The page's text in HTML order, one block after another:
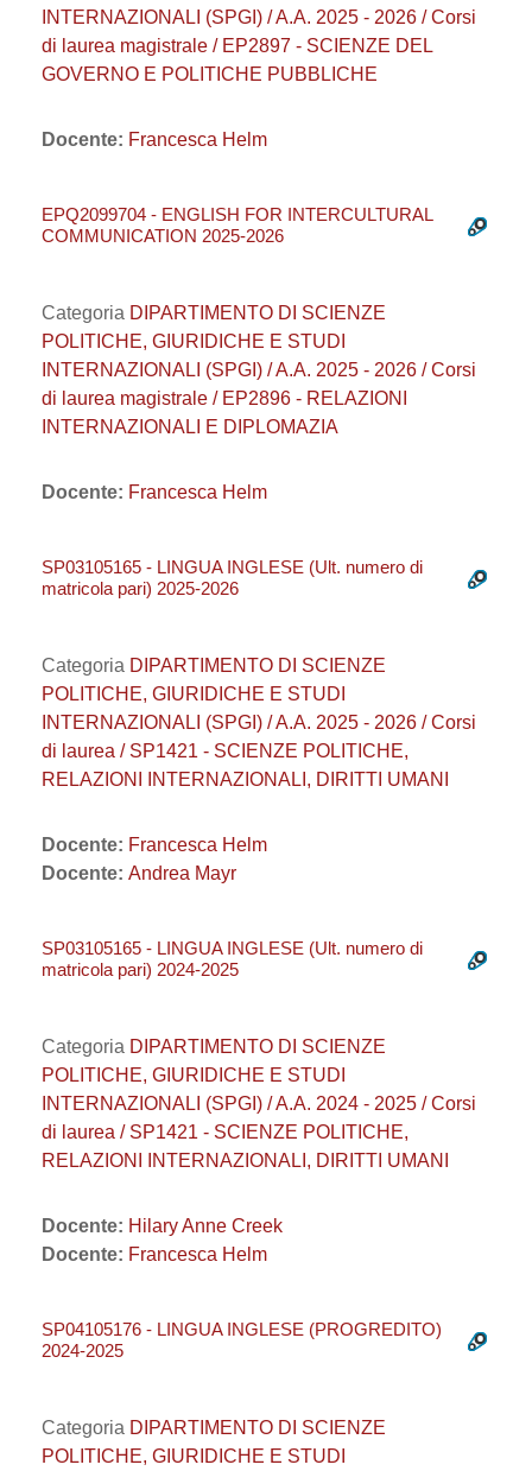
INTERNAZIONALI (SPGI) / A.A. 2025 - 2026 / Corsi
di laurea magistrale / EP2897 - SCIENZE DEL
GOVERNO E POLITICHE PUBBLICHE
Docente: Francesca Helm
EPQ2099704 - ENGLISH FOR INTERCULTURAL
COMMUNICATION 2025-2026
Categoria DIPARTIMENTO DI SCIENZE
POLITICHE, GIURIDICHE E STUDI
INTERNAZIONALI (SPGI) / A.A. 2025 - 2026 / Corsi
di laurea magistrale / EP2896 - RELAZIONI
INTERNAZIONALI E DIPLOMAZIA
Docente: Francesca Helm
SP03105165 - LINGUA INGLESE (Ult. numero di
matricola pari) 2025-2026
Categoria DIPARTIMENTO DI SCIENZE
POLITICHE, GIURIDICHE E STUDI
INTERNAZIONALI (SPGI) / A.A. 2025 - 2026 / Corsi
di laurea / SP1421 - SCIENZE POLITICHE,
RELAZIONI INTERNAZIONALI, DIRITTI UMANI
Docente: Francesca Helm
Docente: Andrea Mayr
SP03105165 - LINGUA INGLESE (Ult. numero di
matricola pari) 2024-2025
Categoria DIPARTIMENTO DI SCIENZE
POLITICHE, GIURIDICHE E STUDI
INTERNAZIONALI (SPGI) / A.A. 2024 - 2025 / Corsi
di laurea / SP1421 - SCIENZE POLITICHE,
RELAZIONI INTERNAZIONALI, DIRITTI UMANI
Docente: Hilary Anne Creek
Docente: Francesca Helm
SP04105176 - LINGUA INGLESE (PROGREDITO)
2024-2025
Categoria DIPARTIMENTO DI SCIENZE
POLITICHE, GIURIDICHE E STUDI